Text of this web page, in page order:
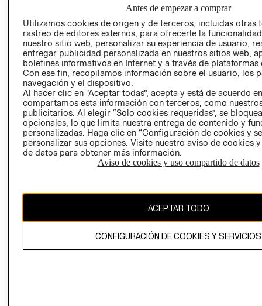
TRANSPARENCIA
Y ÉTICA (INGLÉS)
COMERCIO - SIC
PETICIONES
QUEJAS Y
RECLAMOS
Colombia ($)
CAMBIAR REGIÓN
propiedad de H&M Hennes & Mauritz AB.
Antes de empezar a comprar
Utilizamos cookies de origen y de terceros, incluidas otras
rastreo de editores externos, para ofrecerle la
nuestro sitio web, personalizar su experiencia de usuario,
entregar publicidad personalizada en nuestros sitios web,
boletines informativos en Internet y a través de plataformas
Con ese fin, recopilamos información sobre el usuario, los
navegación y el dispositivo.
Al hacer clic en “Aceptar todas”, acepta y está de acuerdo
compartamos esta información con terceros, como
publicitarios. Al elegir “Solo cookies requeridas”, se
opcionales, lo que limita nuestra entrega de contenido y
personalizadas. Haga clic en “Configuración de cookies y
personalizar sus opciones. Visite nuestro aviso de cookies
de datos para obtener más información.
Aviso de cookies y uso compartido de datos
ACEPTAR TODO
CONFIGURACIÓN DE COOKIES Y SERVICIOS